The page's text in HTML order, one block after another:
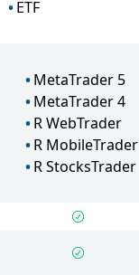
ETF
MetaTrader 5
MetaTrader 4
R WebTrader
R MobileTrader
R StocksTrader